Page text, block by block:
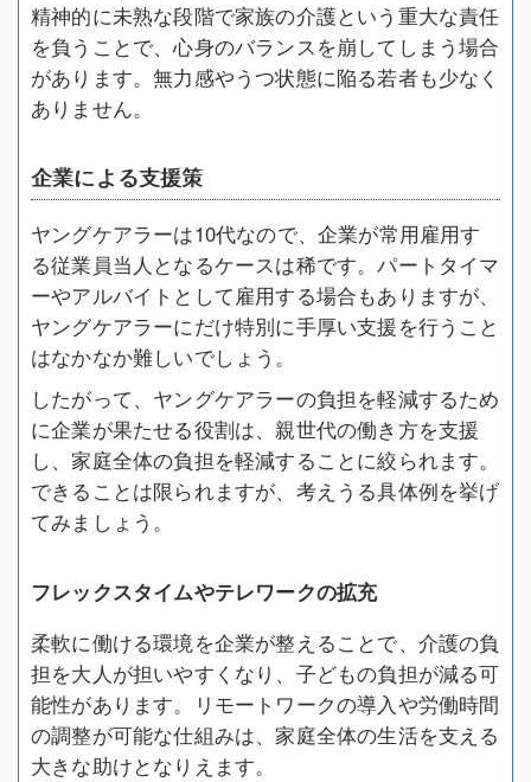
精神的に未熟な段階で家族の介護という重大な責任
を負うことで、心身のバランスを崩してしまう場合
があります。無力感やうつ状態に陥る若者も少なく
ありません。
企業による支援策
ヤングケアラーは10代なので、企業が常用雇用す
る従業員当人となるケースは稀です。パートタイマ
ーやアルバイトとして雇用する場合もありますが、
ヤングケアラーにだけ特別に手厚い支援を行うこと
はなかなか難しいでしょう。
したがって、ヤングケアラーの負担を軽減するため
に企業が果たせる役割は、親世代の働き方を支援
し、家庭全体の負担を軽減することに絞られます。
できることは限られますが、考えうる具体例を挙げ
てみましょう。
フレックスタイムやテレワークの拡充
柔軟に働ける環境を企業が整えることで、介護の負
担を大人が担いやすくなり、子どもの負担が減る可
能性があります。リモートワークの導入や労働時間
の調整が可能な仕組みは、家庭全体の生活を支える
大きな助けとなりえます。